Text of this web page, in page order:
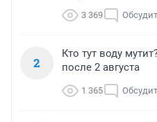
3 369
2
Кто тут воду
после 2 августа
1 365